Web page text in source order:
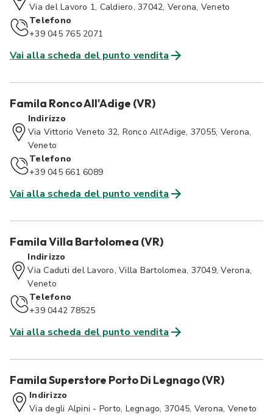
Via del Lavoro 1, Caldiero, 37042, Verona, Veneto
Telefono
+39 045 765 2071
Vai alla scheda del punto vendita
Famila Ronco All'Adige (VR)
Indirizzo
Via Vittorio Veneto 32, Ronco All'Adige, 37055, Verona,
Veneto
Telefono
+39 045 661 6089
Vai alla scheda del punto vendita
Famila Villa Bartolomea (VR)
Indirizzo
Via Caduti del Lavoro, Villa Bartolomea, 37049, Verona,
Veneto
Telefono
+39 0442 78525
Vai alla scheda del punto vendita
Famila Superstore Porto Di Legnago (VR)
Indirizzo
Via degli Alpini - Porto, Legnago, 37045, Verona, Veneto